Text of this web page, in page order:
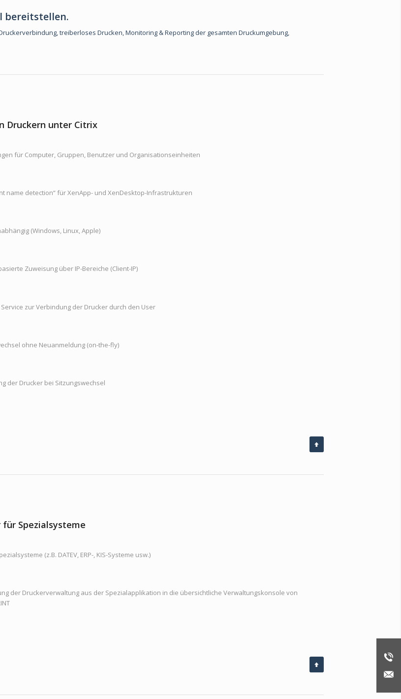
bereitstellen.
treiberloses Drucken, Monitoring & Reporting der gesamten Druckumgebung,
Druckern unter Citrix
für Computer, Gruppen, Benutzer und Organisationseinheiten
name detection“ für XenApp- und XenDesktop-Infrastrukturen
(Windows, Linux, Apple)
Zuweisung über IP-Bereiche (Client-IP)
zur Verbindung der Drucker durch den User
ohne Neuanmeldung (on-the-fly)
der Drucker bei Sitzungswechsel
Spezialsysteme
(z.B. DATEV, ERP-, KIS-Systeme usw.)
der Druckerverwaltung aus der Spezialapplikation in die übersichtliche Verwaltungskonsole von